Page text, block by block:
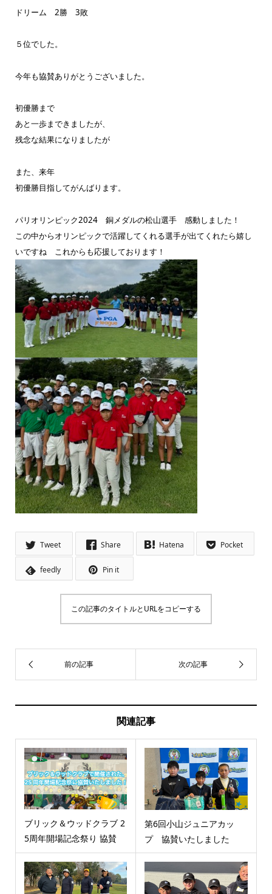
ドリーム 2勝 3敗
５位でした。
今年も協賛ありがとうございました。
初優勝まで
あと一歩まできましたが、
残念な結果になりましたが
また、来年
初優勝目指してがんばります。
パリオリンピック2024 銅メダルの松山選手 感動しました！
この中からオリンピックで活躍してくれる選手が出てくれたら嬉し
いですね これからも応援しております！
Tweet Share Hatena Pocket
feedly Pin it
この記事のタイトルとURLをコピーする
関連記事
ブリック＆ウッドクラブ 2
5周年開場記念祭り 協賛
第6回小山ジュニアカッ
プ 協賛いたしました